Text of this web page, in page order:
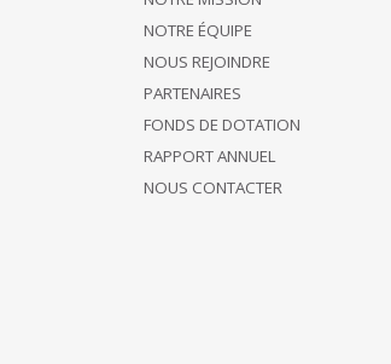
NOTRE ÉQUIPE
NOUS REJOINDRE
PARTENAIRES
FONDS DE DOTATION
RAPPORT ANNUEL
NOUS CONTACTER